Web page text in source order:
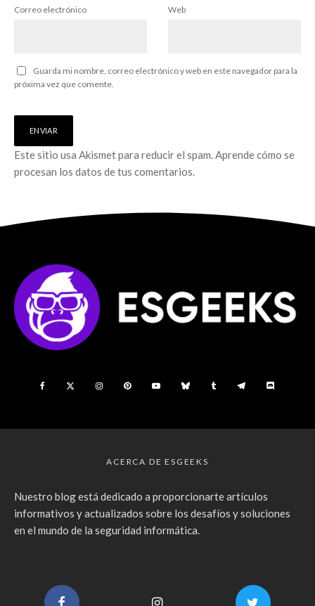
Correo electrónico Web
Guarda mi nombre, correo electrónico y web en este navegador para la
próxima vez que comente.
Este sitio usa Akismet para reducir el spam.Aprende cómo se
procesan los datos de tus comentarios.
ACERCA DE ESGEEKS
Nuestro blog está dedicado a proporcionarte artículos
informativos y actualizados sobre los desafíos y soluciones
en el mundo de la seguridad informática.